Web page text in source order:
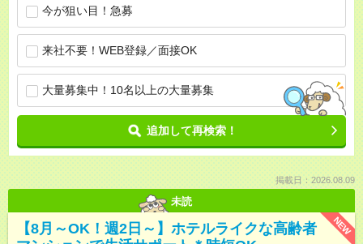
今が狙い目！急募
来社不要！WEB登録／面接OK
大量募集中！10名以上の大量募集
追加して再検索！
掲載日：2026.08.09
未読
NEW
【8月～OK！週2日～】ホテルライクな高齢者